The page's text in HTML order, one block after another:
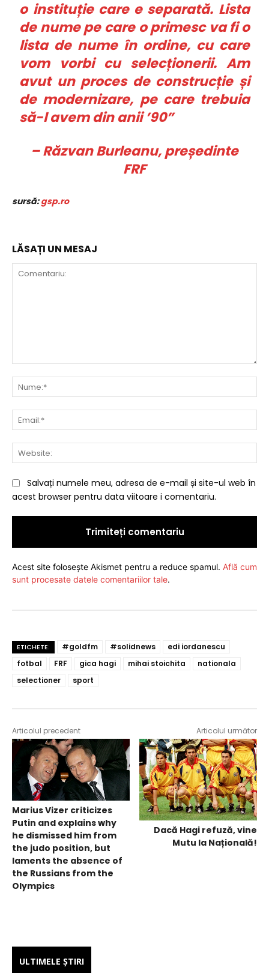
o instituție care e separată. Lista
de nume pe care o primesc va fi o
lista de nume în ordine, cu care
vom vorbi cu selecționerii. Am
avut un proces de construcție și
de modernizare, pe care trebuia
să-l avem din anii ’90”
– Răzvan Burleanu, președinte
FRF
sursă:gsp.ro
LĂSAȚI UN MESAJ
Salvați numele meu, adresa de e-mail și site-ul web în
acest browser pentru data viitoare i comentariu.
Acest site folosește Akismet pentru a reduce spamul. Află cum
sunt procesate datele comentariilor tale.
ETICHETE: #goldfm #solidnews
edi iordanescu
fotbal
FRF gica hagi mihai stoichita
nationala
selectioner
sport
Articolul precedent
Marius Vizer criticizes
Putin and explains why
he dismissed him from
the judo position, but
laments the absence of
the Russians from the
Olympics
Articolul următor
Dacă Hagi refuză, vine
Mutu la Națională!
ULTIMELE ŞTIRI